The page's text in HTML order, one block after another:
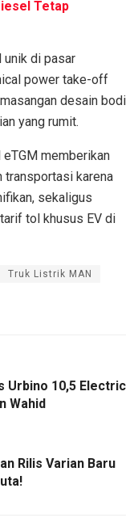
Tetap
unik di pasar
power take-off
desain bodi
yang rumit.
memberikan
transportasi karena
sekaligus
tol khusus EV di
Truk Listrik MAN
Urbino 10,5 Electric
Wahid
Rilis Varian Baru